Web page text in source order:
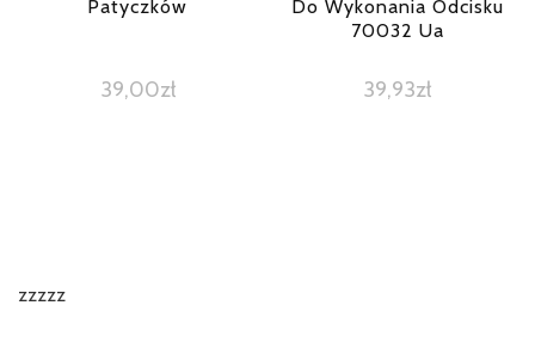
Patyczków
39,00zł
Do Wykonania Odcisku
70032 Ua
39,93zł
zzzzz